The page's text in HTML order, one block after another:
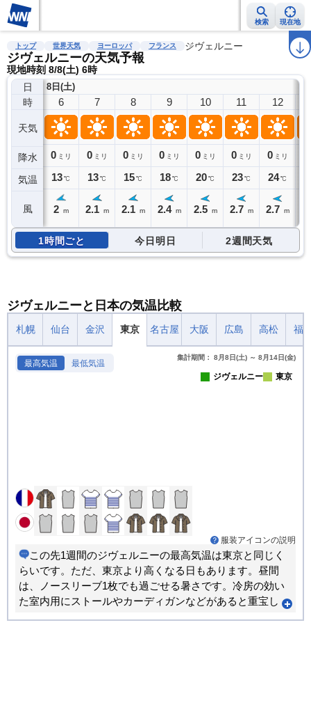
検索 現在地
雨雲レーダー 台風情報 地震情報 警報・注意報 ラ
トップ 世界天気 ヨーロッパ フランス ジヴェルニー
ジヴェルニーの天気予報
現地時刻 8/8(土) 6時
日
時
天気
降水
気温
風
8日(土)
6
0 ミリ
13℃
2 m
7
0 ミリ
13℃
2.1 m
8
0 ミリ
15℃
2.1 m
9
0 ミリ
18℃
2.4 m
10
0 ミリ
20℃
2.5 m
11
0 ミリ
23℃
2.7 m
12
0 ミリ
24℃
2.7 m
1時間ごと 今日明日 2週間天気
ジヴェルニーと日本の気温比較
札幌 仙台 金沢 東京 名古屋 大阪 広島 高松 福
最高気温 最低気温
集計期間： 8月8日(土) ～ 8月14日(金)
ジヴェルニー 東京
服装アイコンの説明
この先1週間のジヴェルニーの最高気温は東京と同じく
らいです。ただ、東京より高くなる日もあります。昼間
は、ノースリーブ1枚でも過ごせる暑さです。冷房の効い
た室内用にストールやカーディガンなどがあると重宝し